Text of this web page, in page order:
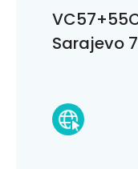
Sarajevo